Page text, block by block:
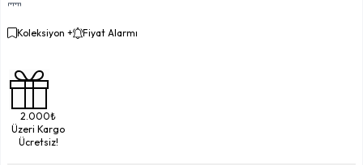
Koleksiyon + Fiyat Alarmı
2.000₺
Üzeri Kargo
Ücretsiz!